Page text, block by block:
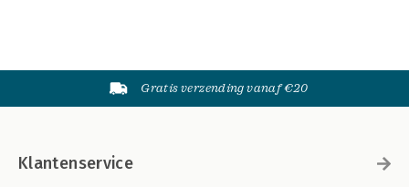
Gratis verzending vanaf €20
Klantenservice